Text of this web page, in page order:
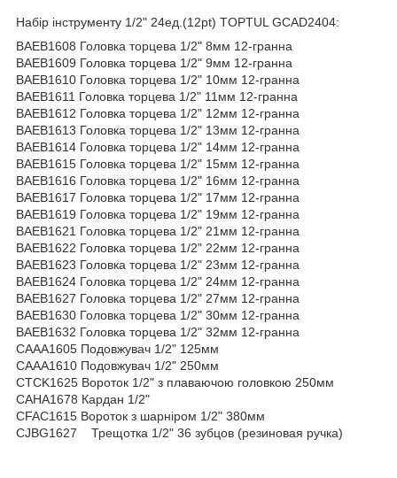
Набір інструменту 1/2" 24ед.(12pt) TOPTUL GCAD2404:
BAEB1608 Головка торцева 1/2" 8мм 12-гранна
BAEB1609 Головка торцева 1/2" 9мм 12-гранна
BAEB1610 Головка торцева 1/2" 10мм 12-гранна
BAEB1611 Головка торцева 1/2" 11мм 12-гранна
BAEB1612 Головка торцева 1/2" 12мм 12-гранна
BAEB1613 Головка торцева 1/2" 13мм 12-гранна
BAEB1614 Головка торцева 1/2" 14мм 12-гранна
BAEB1615 Головка торцева 1/2" 15мм 12-гранна
BAEB1616 Головка торцева 1/2" 16мм 12-гранна
BAEB1617 Головка торцева 1/2" 17мм 12-гранна
BAEB1619 Головка торцева 1/2" 19мм 12-гранна
BAEB1621 Головка торцева 1/2" 21мм 12-гранна
BAEB1622 Головка торцева 1/2" 22мм 12-гранна
BAEB1623 Головка торцева 1/2" 23мм 12-гранна
BAEB1624 Головка торцева 1/2" 24мм 12-гранна
BAEB1627 Головка торцева 1/2" 27мм 12-гранна
BAEB1630 Головка торцева 1/2" 30мм 12-гранна
BAEB1632 Головка торцева 1/2" 32мм 12-гранна
CAAA1605 Подовжувач 1/2" 125мм
CAAA1610 Подовжувач 1/2" 250мм
CTCK1625 Вороток 1/2" з плаваючою головкою 250мм
CAHA1678 Кардан 1/2"
CFAC1615 Вороток з шарніром 1/2" 380мм
CJBG1627 Трещотка 1/2" 36 зубцов (резиновая ручка)